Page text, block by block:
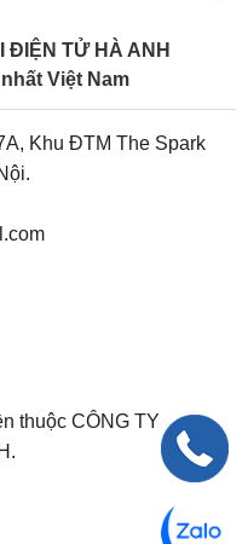
ĐIỆN TỬ HÀ ANH
Việt Nam
Khu ĐTM The Spark
thuộc CÔNG TY